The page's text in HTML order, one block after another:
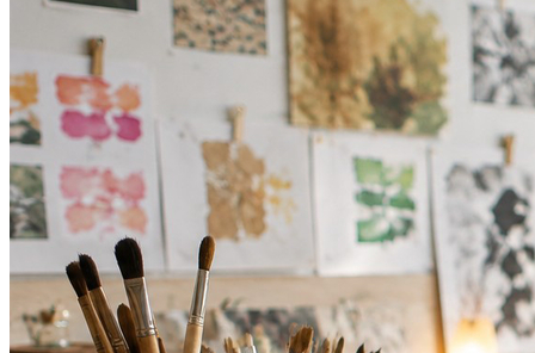
Athletico-PR